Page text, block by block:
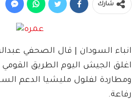
شارك
انباء السودان | قال الصحفي
اغلق الجيش اليوم الطريق
ومطاردة لفلول مليشيا الدعم
رفاعة.